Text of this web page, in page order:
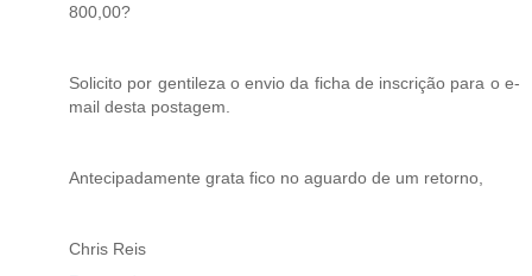
800,00?
Solicito por gentileza o envio da ficha de inscrição para o e-
mail desta postagem.
Antecipadamente grata fico no aguardo de um retorno,
Chris Reis